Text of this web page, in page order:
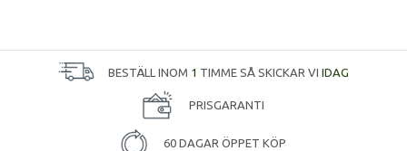
BESTÄLL INOM 1 TIMME SÅ SKICKAR VI IDAG
PRISGARANTI
60 DAGAR ÖPPET KÖP